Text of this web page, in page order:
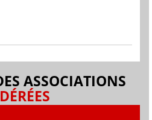
ASSOCIATIONS